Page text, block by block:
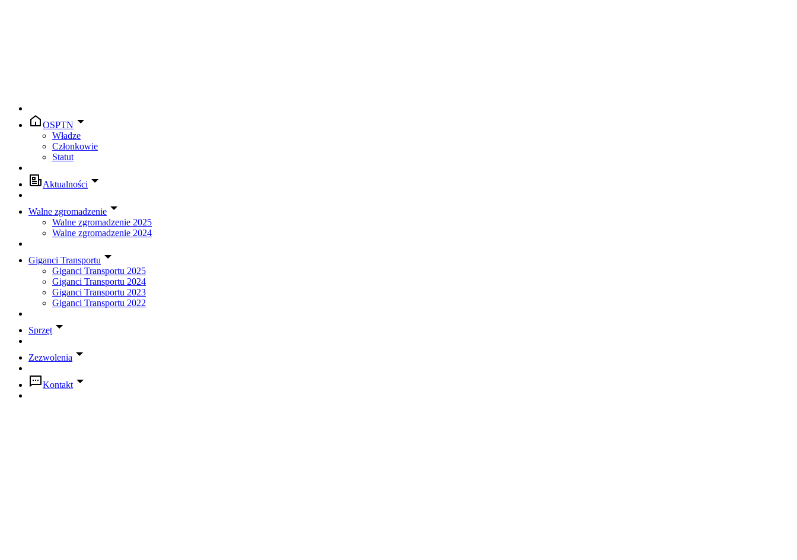
OSPTN
Władze
Członkowie
Statut
Aktualności
Walne zgromadzenie
Walne zgromadzenie 2025
Walne zgromadzenie 2024
Giganci Transportu
Giganci Transportu 2025
Giganci Transportu 2024
Giganci Transportu 2023
Giganci Transportu 2022
Sprzęt
Zezwolenia
Kontakt